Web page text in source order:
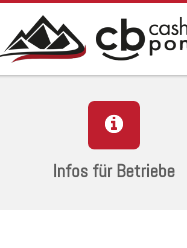
Infos für Betriebe